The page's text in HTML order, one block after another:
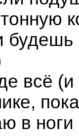
будешь
всё (и
в